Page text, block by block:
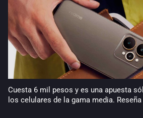
Cuesta 6 mil pesos y es una apuesta
los celulares de la gama media.